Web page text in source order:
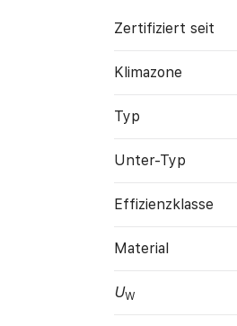
Zertifiziert seit
Klimazone
Typ
Unter-Typ
Effizienz­klasse
Material
UW